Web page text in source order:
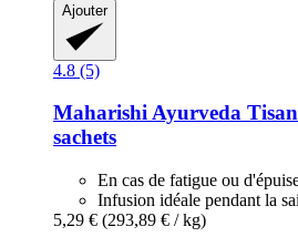
Ajouter
4.8 (5)
Maharishi Ayurveda
sachets
En cas de fatigue ou
Infusion idéale pendant la
5,29 € (293,89 € / kg)